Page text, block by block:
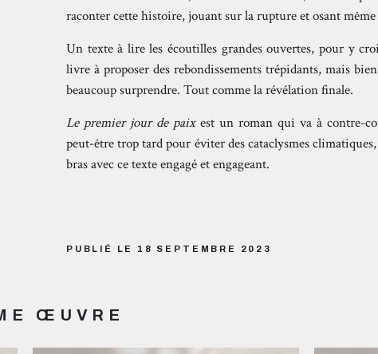
raconter cette histoire, jouant sur la rupture et osant même
Un texte à lire les écoutilles grandes ouvertes, pour y
livre à proposer des rebondissements trépidants, mais
beaucoup surprendre. Tout comme la révélation finale.
Le premier jour de paix est un roman qui va à contre-
peut-être trop tard pour éviter des cataclysmes
bras avec ce texte engagé et engageant.
PUBLIÉ LE 18 SEPTEMBRE 2023
ŒUVRE